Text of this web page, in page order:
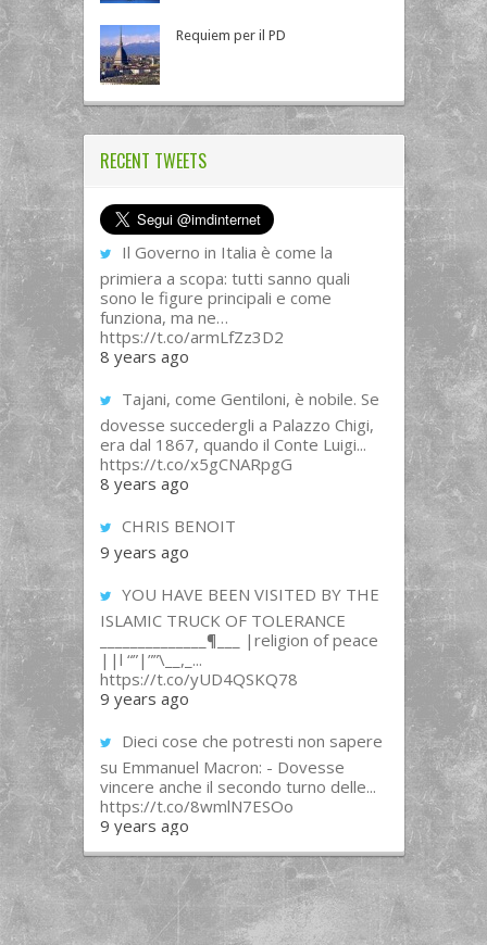
Requiem per il PD
RECENT TWEETS
Il Governo in Italia è come la
primiera a scopa: tutti sanno quali
sono le figure principali e come
funziona, ma ne…
https://t.co/armLfZz3D2
8 years ago
Tajani, come Gentiloni, è nobile. Se
dovesse succedergli a Palazzo Chigi,
era dal 1867, quando il Conte Luigi...
https://t.co/x5gCNARpgG
8 years ago
CHRIS BENOIT
9 years ago
YOU HAVE BEEN VISITED BY THE
ISLAMIC TRUCK OF TOLERANCE
______________¶___ |religion of peace
||l “”|””\__,_...
https://t.co/yUD4QSKQ78
9 years ago
Dieci cose che potresti non sapere
su Emmanuel Macron: - Dovesse
vincere anche il secondo turno delle...
https://t.co/8wmlN7ESOo
9 years ago